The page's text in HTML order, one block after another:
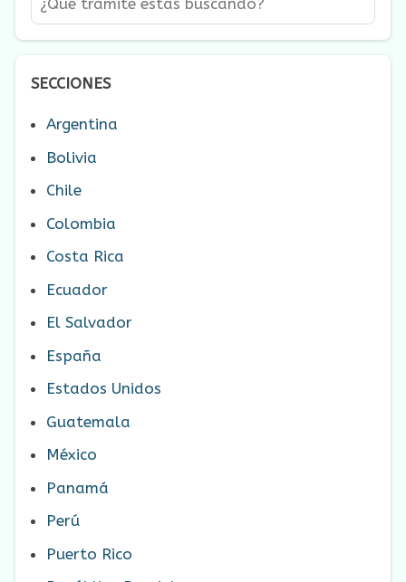
SECCIONES
Argentina
Bolivia
Chile
Colombia
Costa Rica
Ecuador
El Salvador
España
Estados Unidos
Guatemala
México
Panamá
Perú
Puerto Rico